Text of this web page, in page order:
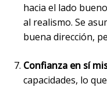
hacia el lado
al realismo. Se
buena dirección,
Confianza en sí
capacidades, lo